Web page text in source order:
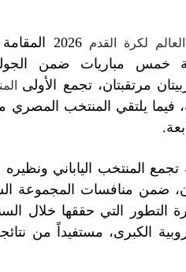
لكرة القدم 2026 المقامة في
خمس مباريات ضمن
مرتقبتان، تجمع الأولى
يلتقي المنتخب المصري
تجمع المنتخب الياباني
ضمن منافسات المجموعة
التطور التي حققها خلال
الكبرى، مستفيداً من